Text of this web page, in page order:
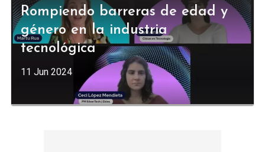
Rompiendo barreras de edad y
género en la industria
tecnológica
11 Jun 2024